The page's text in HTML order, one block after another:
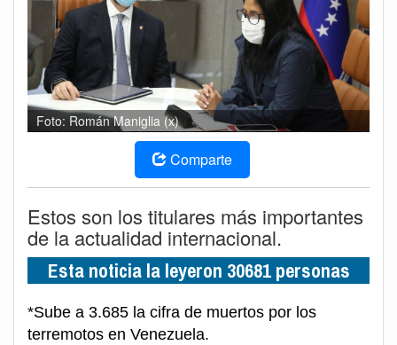
Foto: Román Maniglia (x)
Comparte
Estos son los titulares más importantes
de la actualidad internacional.
Esta noticia la leyeron 30681 personas
*Sube a 3.685 la cifra de muertos por los
terremotos en Venezuela.